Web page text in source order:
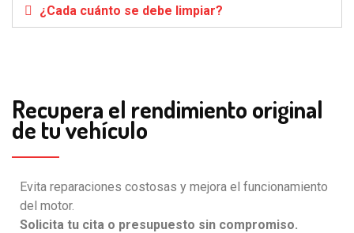
¿Cada cuánto se debe limpiar?
Recupera el rendimiento original
de tu vehículo
Evita reparaciones costosas y mejora el funcionamiento
del motor.
Solicita tu cita o presupuesto sin compromiso.